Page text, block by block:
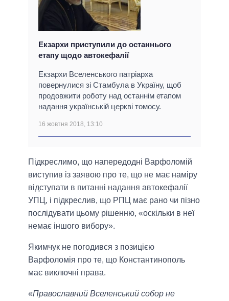
Екзархи приступили до останнього
етапу щодо автокефалії
Екзархи Вселенського патріарха
повернулися зі Стамбула в Україну, щоб
продовжити роботу над останнім етапом
надання українській церкві томосу.
16 жовтня 2018, 13:10
Підкреслимо, що напередодні Варфоломій
виступив із заявою про те, що не має наміру
відступати в питанні надання автокефалії
УПЦ, і підкреслив, що РПЦ має рано чи пізно
послідувати цьому рішенню, «оскільки в неї
немає іншого вибору».
Якимчук не погодився з позицією
Варфоломія про те, що Константинополь
має виключні права.
«Православний Вселенський собор не